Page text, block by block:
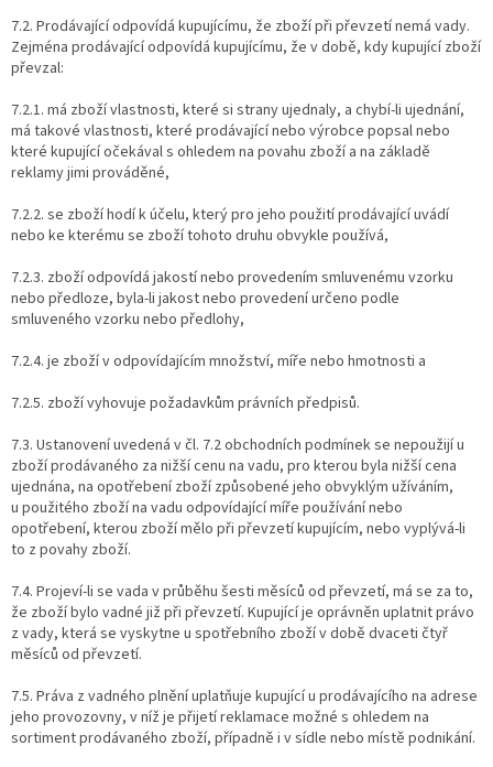
7.2. Prodávající odpovídá kupujícímu, že zboží při převzetí nemá vady.
Zejména prodávající odpovídá kupujícímu, že v době, kdy kupující zboží
převzal:
7.2.1. má zboží vlastnosti, které si strany ujednaly, a chybí-li ujednání,
má takové vlastnosti, které prodávající nebo výrobce popsal nebo
které kupující očekával s ohledem na povahu zboží a na základě
reklamy jimi prováděné,
7.2.2. se zboží hodí k účelu, který pro jeho použití prodávající uvádí
nebo ke kterému se zboží tohoto druhu obvykle používá,
7.2.3. zboží odpovídá jakostí nebo provedením smluvenému vzorku
nebo předloze, byla-li jakost nebo provedení určeno podle
smluveného vzorku nebo předlohy,
7.2.4. je zboží v odpovídajícím množství, míře nebo hmotnosti a
7.2.5. zboží vyhovuje požadavkům právních předpisů.
7.3. Ustanovení uvedená v čl. 7.2 obchodních podmínek se nepoužijí u
zboží prodávaného za nižší cenu na vadu, pro kterou byla nižší cena
ujednána, na opotřebení zboží způsobené jeho obvyklým užíváním,
u použitého zboží na vadu odpovídající míře používání nebo
opotřebení, kterou zboží mělo při převzetí kupujícím, nebo vyplývá-li
to z povahy zboží.
7.4. Projeví-li se vada v průběhu šesti měsíců od převzetí, má se za to,
že zboží bylo vadné již při převzetí. Kupující je oprávněn uplatnit právo
z vady, která se vyskytne u spotřebního zboží v době dvaceti čtyř
měsíců od převzetí.
7.5. Práva z vadného plnění uplatňuje kupující u prodávajícího na adrese
jeho provozovny, v níž je přijetí reklamace možné s ohledem na
sortiment prodávaného zboží, případně i v sídle nebo místě podnikání.